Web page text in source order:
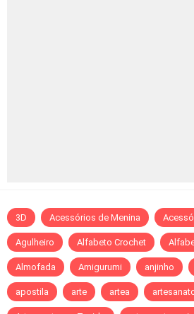
3D Acessórios de Menina
Agulheiro Alfabeto Crochet
Almofada Amigurumi anjinho
apostila arte artea